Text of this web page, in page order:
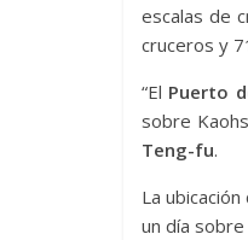
escalas de
cruceros y
“El Puerto
sobre
Teng-fu.
La
un día